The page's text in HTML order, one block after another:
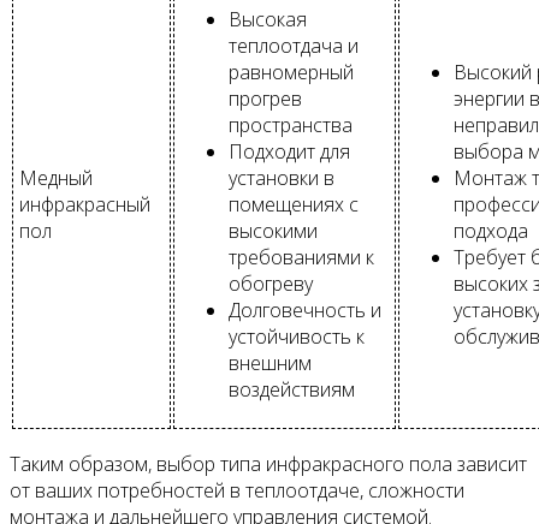
Медный
инфракрасный
пол
Высокая
теплоотдача и
равномерный
прогрев
пространства
Подходит для
установки в
помещениях с
высокими
требованиями к
обогреву
Долговечность и
устойчивость к
внешним
воздействиям
Высокий
энергии
выбора
Монтаж
подхода
Требует
высоких
Таким образом, выбор типа инфракрасного пола зависит
от ваших потребностей в теплоотдаче, сложности
монтажа и дальнейшего управления системой.